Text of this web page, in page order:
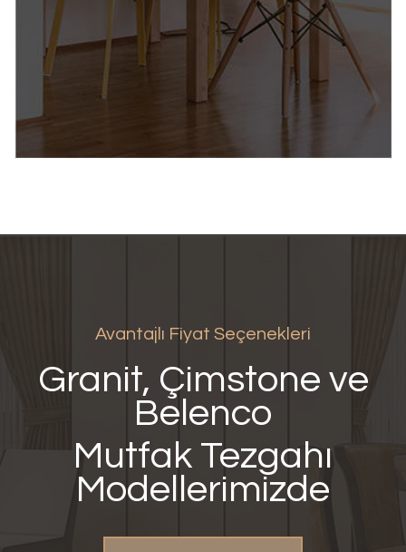
Avantajlı Fiyat Seçenekleri
Granit, Çimstone ve
Belenco
Mutfak Tezgahı
Modellerimizde